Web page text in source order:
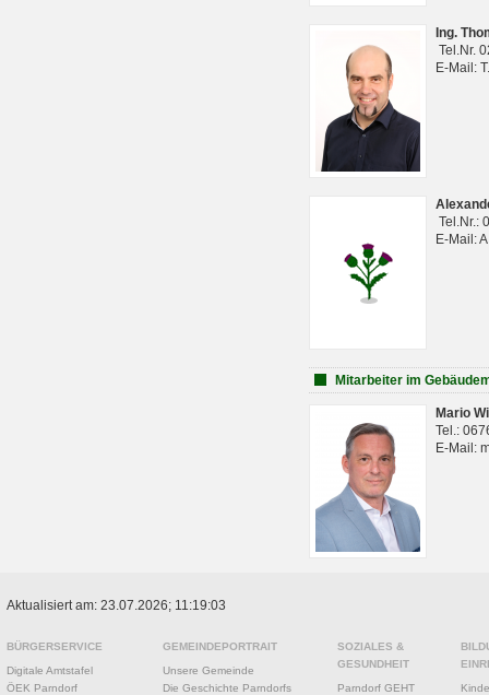
Ing.
Tel.Nr.
E-Mail:
Tel.Nr.:
E-Mail:
Mitarbeiter im
Mario
Tel.:
E-Mail:
Aktualisiert am: 23.07.2026; 11:19:03
BÜRGERSERVICE
Digitale Amtstafel
ÖEK Parndorf
GEMEINDEPORTRAIT
Unsere Gemeinde
Die Geschichte Parndorfs
SOZIALES &
GESUNDHEIT
Parndorf GEHT